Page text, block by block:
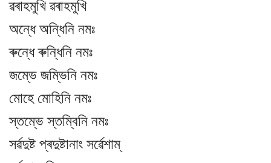
ৱৰাহমুখি ৱৰাহমুখি
অন্ধে অন্ধিনি নমঃ
ৰুন্ধে ৰুন্ধিনি নমঃ
জম্ভে জম্ভিনি নমঃ
মোহে মোহিনি নমঃ
স্তম্ভে স্তম্বিনি নমঃ
সৰ্ৱদুষ্ট প্ৰদুষ্টানাং সৰ্ৱেশাম্